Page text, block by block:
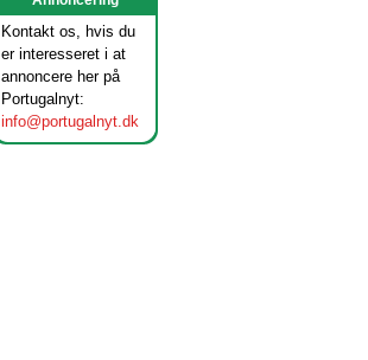
Kontakt os, hvis du
er interesseret i at
annoncere her på
Portugalnyt:
info@portugalnyt.dk